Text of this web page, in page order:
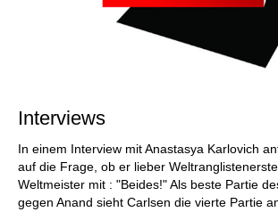
Interviews
In einem Interview mit Anastasya Karlovich
auf die Frage, ob er lieber
Weltmeister mit : "Beides!" Als beste Partie
gegen Anand sieht Carlsen die vierte Partie